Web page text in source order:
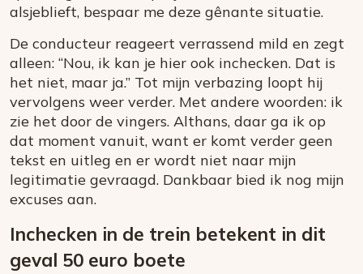
alsjeblieft, bespaar me deze gênante situatie.
De conducteur reageert verrassend mild en zegt
alleen: “Nou, ik kan je hier ook inchecken. Dat is
het niet, maar ja.” Tot mijn verbazing loopt hij
vervolgens weer verder. Met andere woorden: ik
zie het door de vingers. Althans, daar ga ik op
dat moment vanuit, want er komt verder geen
tekst en uitleg en er wordt niet naar mijn
legitimatie gevraagd. Dankbaar bied ik nog mijn
excuses aan.
Inchecken in de trein betekent in dit
geval 50 euro boete